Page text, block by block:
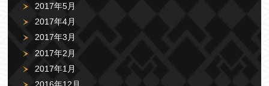
2017年5月
2017年4月
2017年3月
2017年2月
2017年1月